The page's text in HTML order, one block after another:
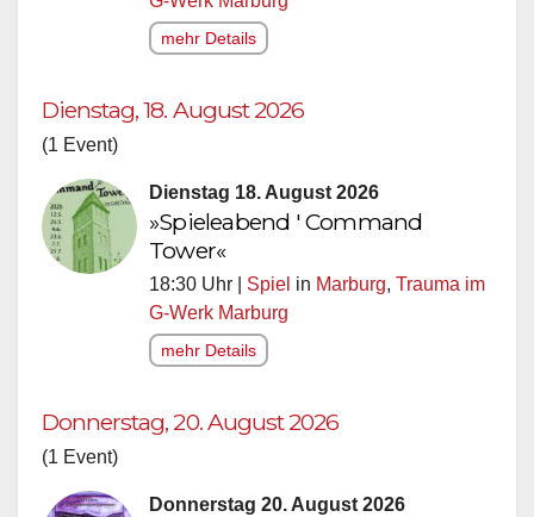
mehr Details
Dienstag, 18. August 2026
(1 Event)
Dienstag 18. August 2026
»Spieleabend ' Command
Tower«
18:30 Uhr | Spiel in Marburg, Trauma im
G-Werk Marburg
mehr Details
Donnerstag, 20. August 2026
(1 Event)
Donnerstag 20. August 2026